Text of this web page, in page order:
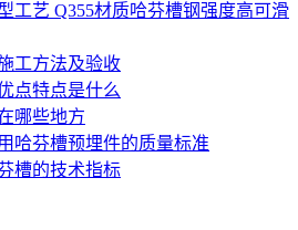
工艺 Q355材质哈芬槽钢强度高可滑
工方法及验收
点特点是什么
哪些地方
哈芬槽预埋件的质量标准
槽的技术指标